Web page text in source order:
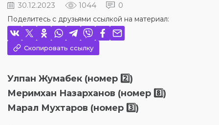
30.12.2023 1044 0
Поделитесь с друзьями ссылкой на материал:
Скопировать ссылку
Улпан Жумабек (номер 2️⃣)
Меримхан Назарханов (номер 8️⃣)
Марал Мухтаров (номер 3️⃣)